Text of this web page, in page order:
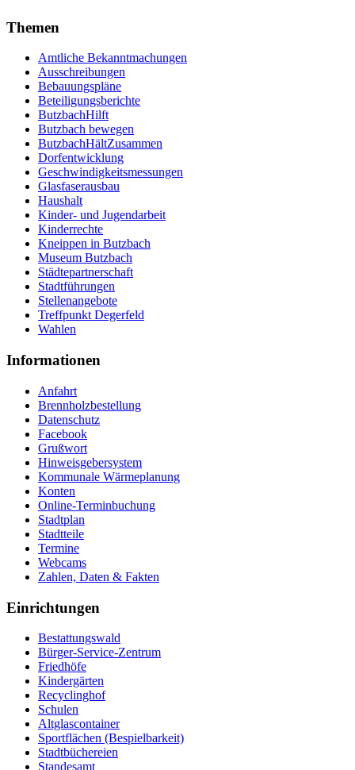
Themen
Amtliche Bekanntmachungen
Ausschreibungen
Bebauungspläne
Beteiligungsberichte
ButzbachHilft
Butzbach bewegen
ButzbachHältZusammen
Dorfentwicklung
Geschwindigkeitsmessungen
Glasfaserausbau
Haushalt
Kinder- und Jugendarbeit
Kinderrechte
Kneippen in Butzbach
Museum Butzbach
Städtepartnerschaft
Stadtführungen
Stellenangebote
Treffpunkt Degerfeld
Wahlen
Informationen
Anfahrt
Brennholzbestellung
Datenschutz
Facebook
Grußwort
Hinweisgebersystem
Kommunale Wärmeplanung
Konten
Online-Terminbuchung
Stadtplan
Stadtteile
Termine
Webcams
Zahlen, Daten & Fakten
Einrichtungen
Bestattungswald
Bürger-Service-Zentrum
Friedhöfe
Kindergärten
Recyclinghof
Schulen
Altglascontainer
Sportflächen (Bespielbarkeit)
Stadtbüchereien
Standesamt